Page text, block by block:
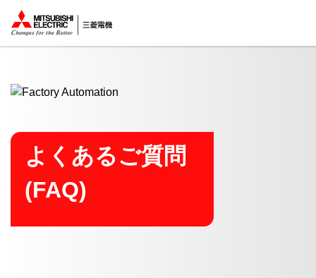
ここから本文
よくあるご質問
(FAQ)